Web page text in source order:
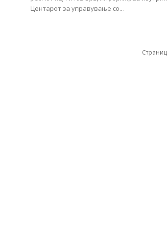
Центарот за управување со...